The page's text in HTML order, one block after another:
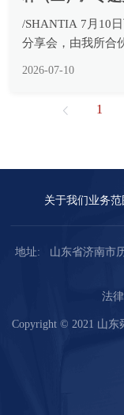
日正式施行的《最
纷案件适用法律问
所内律师...
2026-07-10
1
关于我们 业务范
地址:
山东省济南市
法
Copyright © 2021 山